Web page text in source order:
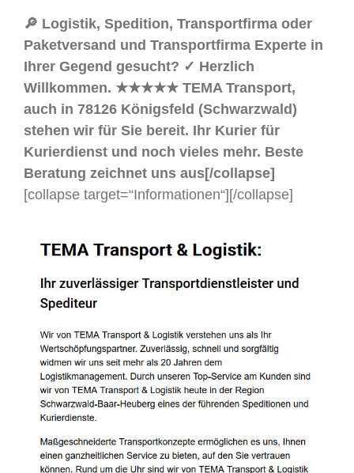
🔎 Logistik, Spedition, Transportfirma oder
Paketversand und Transportfirma Experte in
Ihrer Gegend gesucht? ✓ Herzlich
Willkommen. ★★★★★ TEMA Transport,
auch in 78126 Königsfeld (Schwarzwald)
stehen wir für Sie bereit. Ihr Kurier für
Kurierdienst und noch vieles mehr. Beste
Beratung zeichnet uns aus[/collapse]
[collapse target=“Informationen“][/collapse]